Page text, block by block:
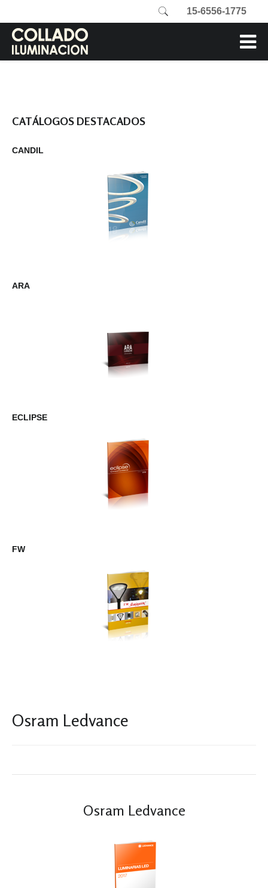
15-6556-1775
CATÁLOGOS DESTACADOS
CANDIL
ARA
ECLIPSE
FW
Osram Ledvance
Osram Ledvance